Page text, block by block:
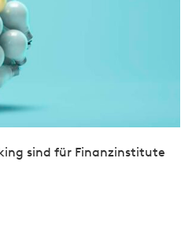
sind für Finanzinstitute